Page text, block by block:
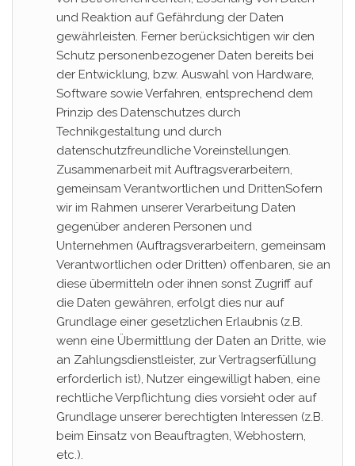
und Reaktion auf Gefährdung der Daten
gewährleisten. Ferner berücksichtigen wir den
Schutz personenbezogener Daten bereits bei
der Entwicklung, bzw. Auswahl von Hardware,
Software sowie Verfahren, entsprechend dem
Prinzip des Datenschutzes durch
Technikgestaltung und durch
datenschutzfreundliche Voreinstellungen.
Zusammenarbeit mit Auftragsverarbeitern,
gemeinsam Verantwortlichen und DrittenSofern
wir im Rahmen unserer Verarbeitung Daten
gegenüber anderen Personen und
Unternehmen (Auftragsverarbeitern, gemeinsam
Verantwortlichen oder Dritten) offenbaren, sie an
diese übermitteln oder ihnen sonst Zugriff auf
die Daten gewähren, erfolgt dies nur auf
Grundlage einer gesetzlichen Erlaubnis (z.B.
wenn eine Übermittlung der Daten an Dritte, wie
an Zahlungsdienstleister, zur Vertragserfüllung
erforderlich ist), Nutzer eingewilligt haben, eine
rechtliche Verpflichtung dies vorsieht oder auf
Grundlage unserer berechtigten Interessen (z.B.
beim Einsatz von Beauftragten, Webhostern,
etc.).